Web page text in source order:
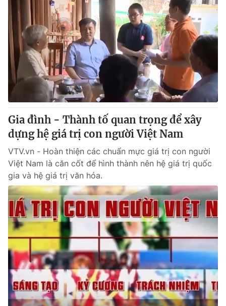
Gia đình - Thành tố quan trọng để xây
dựng hệ giá trị con người Việt Nam
VTV.vn - Hoàn thiện các chuẩn mực giá trị con người
Việt Nam là căn cốt để hình thành nên hệ giá trị quốc
gia và hệ giá trị văn hóa.